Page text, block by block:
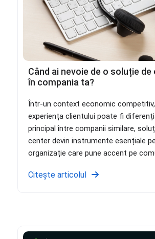
Când ai nevoie de o soluție
în compania ta?
Într-un context economic
experiența clientului poate fi
principal între companii similare,
center devin instrumente esențiale
organizație care pune accent pe
Citește articolul